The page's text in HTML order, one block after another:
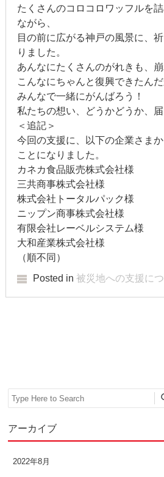
2019
2019
2019
2019
2019
2019
2019
2019
2019
2018
2018
たくさんのコロコロワッフルを
ながら、
目の前に広がる神戸の風景に、
りました。
あんなにたくさんのがれきも、崩
こんなにちゃんと復興できたんだ
みんなで一緒にがんばろう！
私たちの想い、どうかどうか、届
＜追記＞
今回の支援に、以下の企業さま
ことになりました。
カネカ食品販売株式会社様
三共商事株式会社様
株式会社トータルパック様
ニップン商事株式会社様
有限会社レーベルシステム様
大和産業株式会社様
（順不同）
Posted in被災地への支援に
Search
アーカイブ
2022年8月